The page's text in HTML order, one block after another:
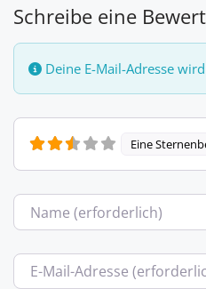
Schreibe eine
Deine E-Mail-Adresse
Eine
Name
E-Mail